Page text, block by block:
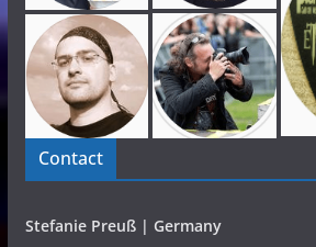
Contact
Stefanie Preuß | Germany